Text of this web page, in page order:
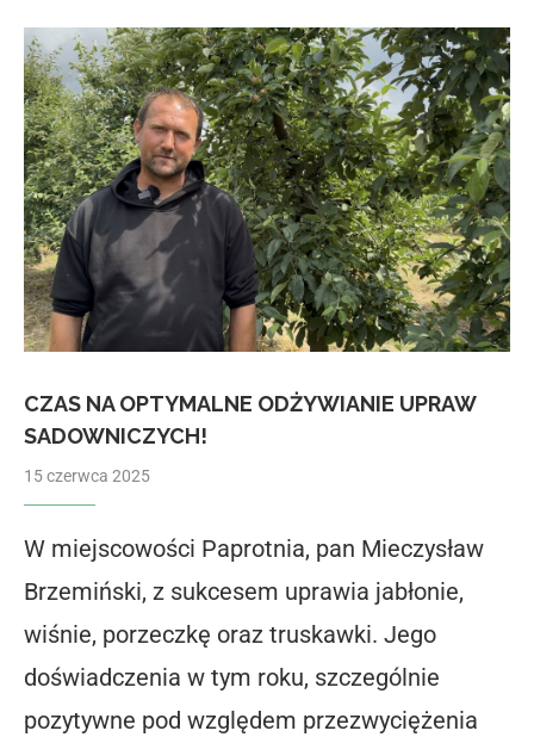
CZAS NA OPTYMALNE ODŻYWIANIE UPRAW
SADOWNICZYCH!
15 czerwca 2025
W miejscowości Paprotnia, pan Mieczysław
Brzemiński, z sukcesem uprawia jabłonie,
wiśnie, porzeczkę oraz truskawki. Jego
doświadczenia w tym roku, szczególnie
pozytywne pod względem przezwyciężenia